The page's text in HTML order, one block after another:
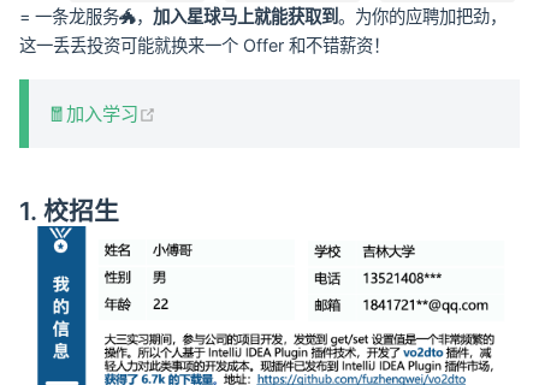
= 一条龙服务🐲， 加入星球马上就能获取到。为你的应聘加把劲，
这一丢丢投资可能就换来一个 Offer 和不错薪资！
🧧加入学习
1. 校招生